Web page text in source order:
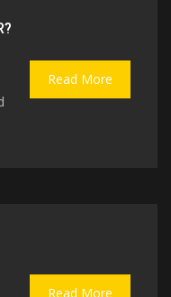
Read More
Read More